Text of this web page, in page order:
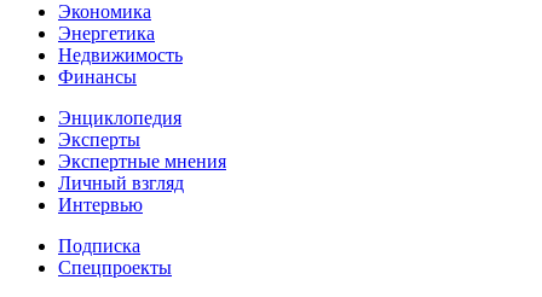
Экономика
Энергетика
Недвижимость
Финансы
Энциклопедия
Эксперты
Экспертные мнения
Личный взгляд
Интервью
Подписка
Спецпроекты